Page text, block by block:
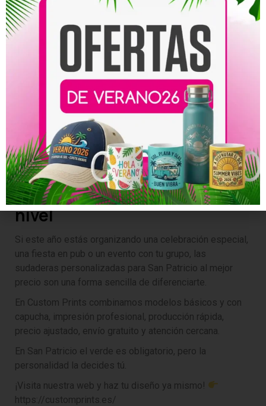
Lo mejor de una sudadera personalizada es que no se
queda solo para el 17 de marzo.
En próximas celebraciones
En reuniones del grupo
Como recuerdo del evento
Incluso como prenda habitual
Es una inversión pequeña que genera recuerdo a largo
plazo.
Este San Patricio, sube el
nivel
Si este año estás organizando una celebración especial,
una fiesta en pub o un evento con tu grupo, las
sudaderas personalizadas para San Patricio al mejor
precio son una forma sencilla de diferenciarte.
En Custom Prints combinamos modelos básicos y con
capucha, impresión profesional, producción rápida,
precio ajustado, envío gratuito y atención cercana.
En San Patricio el verde es obligatorio, pero la
personalidad la decides tú.
¡Visita nuestra web y haz tu diseño ya mismo!
https://customprints.es/